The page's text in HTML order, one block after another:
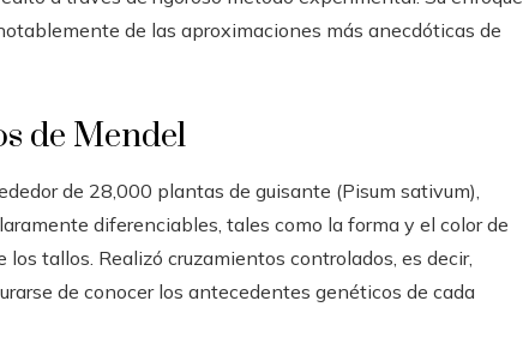
de las aproximaciones más anecdóticas de
de Mendel
de 28,000 plantas de guisante (Pisum sativum),
diferenciables, tales como la forma y el color de
tallos. Realizó cruzamientos controlados, es decir,
de conocer los antecedentes genéticos de cada